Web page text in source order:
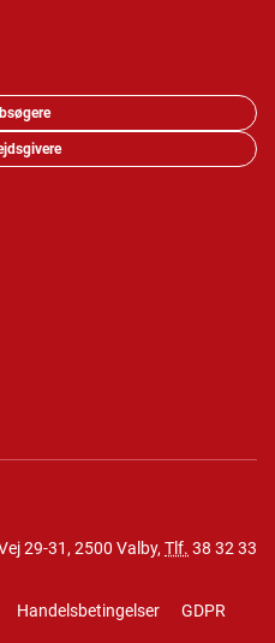
29-31, 2500 Valby, Tlf. 38 32 33
Handelsbetingelser
GDPR